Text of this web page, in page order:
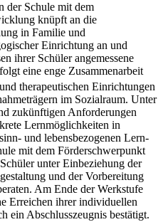
der Schule mit dem
knüpft an die
in Familie und
Einrichtung an und
ihrer Schüler angemessene
eine enge Zusammenarbeit
therapeutischen Einrichtungen
im Sozialraum. Unter
zukünftigen Anforderungen
Lernmöglichkeiten in
und lebensbezogenen Lern-
mit dem Förderschwerpunkt
unter Einbeziehung der
und der Vorbereitung
Am Ende der Werkstufe
Erreichen ihrer individuellen
ein Abschlusszeugnis bestätigt.